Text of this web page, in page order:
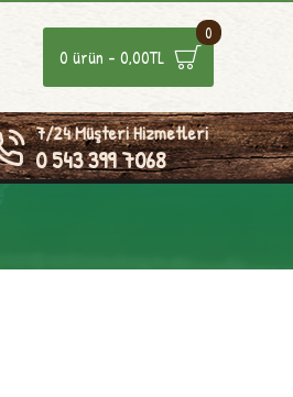
0 ürün - 0,00TL
0
7/24 Müşteri Hizmetleri
0 543 399 7068